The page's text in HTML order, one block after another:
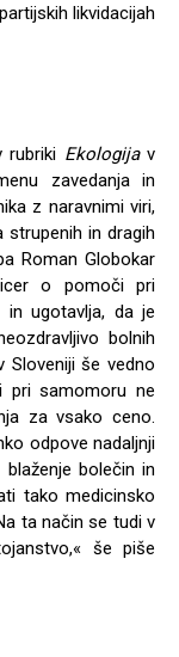
likvidacijah
rubriki Ekologijav
zavedanja in
z naravnimi viri,
in dragih
Roman Globokar
o pomoči pri
ugotavlja, da je
bolnih
Sloveniji še vedno
pri samomoru ne
za vsako ceno.
odpove nadaljnji
bolečin in
tako medicinsko
ta način se tudi v
še piše